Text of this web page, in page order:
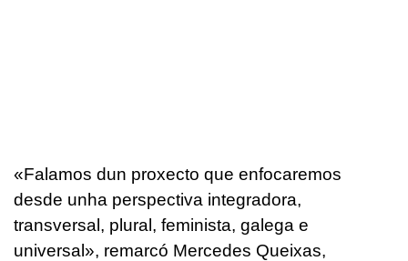
«Falamos dun proxecto que enfocaremos
desde unha perspectiva integradora,
transversal, plural, feminista, galega e
universal», remarcó Mercedes Queixas,